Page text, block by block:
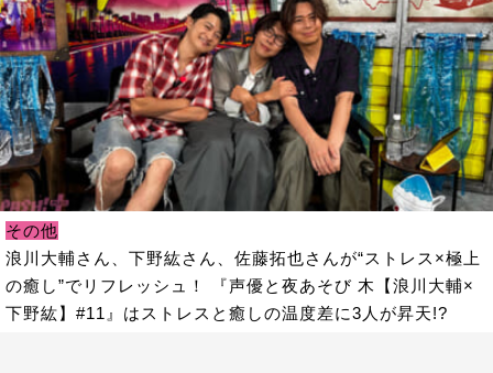
その他
浪川大輔さん、下野紘さん、佐藤拓也さんが“ストレス×極上
の癒し”でリフレッシュ！ 『声優と夜あそび 木【浪川大輔×
下野紘】#11』はストレスと癒しの温度差に3人が昇天!?